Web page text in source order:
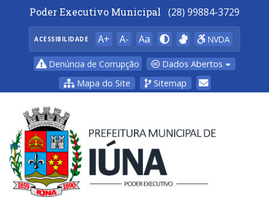
Poder Executivo Municipal (28) 99884-3729
ACESSIBILIDADE A+ A- Aa NVDA
Denúncia de Corrupção
Dados Abertos
Mapa do Site
Sitemap